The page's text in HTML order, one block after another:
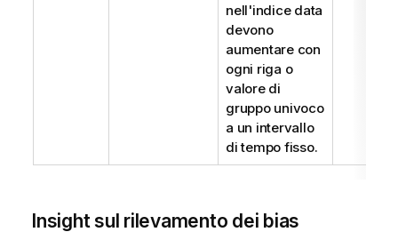
nell'indice data
devono
aumentare con
ogni riga o
valore di
gruppo univoco
a un intervallo
di tempo fisso.
Insight sul rilevamento dei bias